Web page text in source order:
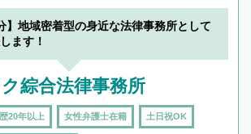
】地域密着型の身近な法律事務所として
ます！
綜合法律事務所
20年以上 女性弁護士在籍 土日祝OK